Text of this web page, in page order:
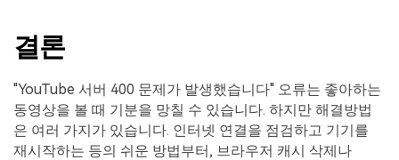
결론
"YouTube 서버 400 문제가 발생했습니다" 오류는 좋아하는
동영상을 볼 때 기분을 망칠 수 있습니다. 하지만 해결방법
은 여러 가지가 있습니다. 인터넷 연결을 점검하고 기기를
재시작하는 등의 쉬운 방법부터, 브라우저 캐시 삭제나